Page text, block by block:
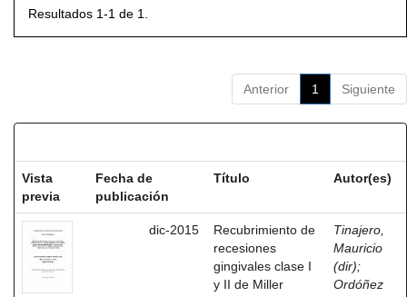
Resultados 1-1 de 1.
Anterior 1 Siguiente
Vista
previa
Fecha de
publicación
Título Autor(es)
dic-2015
Recubrimiento de
recesiones
gingivales clase I
y II de Miller
Tinajero,
Mauricio
(dir);
Ordóñez